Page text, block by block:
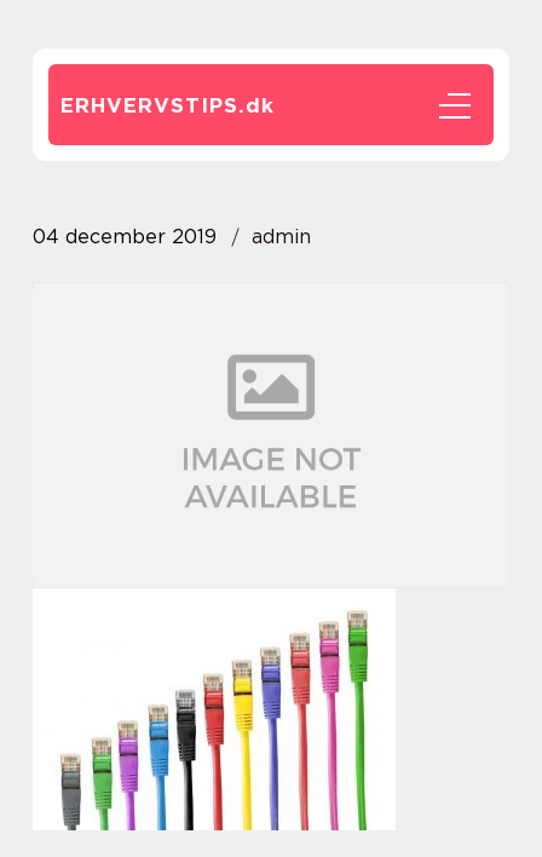
ERHVERVSTIPS.dk
04 december 2019 admin